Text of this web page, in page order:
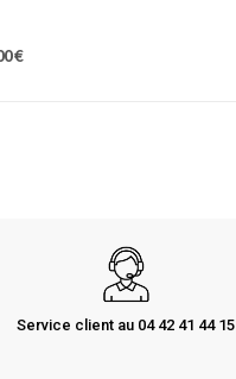
€
Service client au 04 42 41 44 15